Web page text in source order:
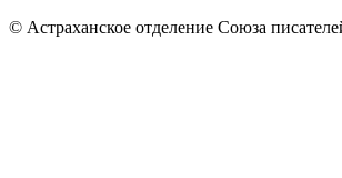
© Астраханское отделение Союза